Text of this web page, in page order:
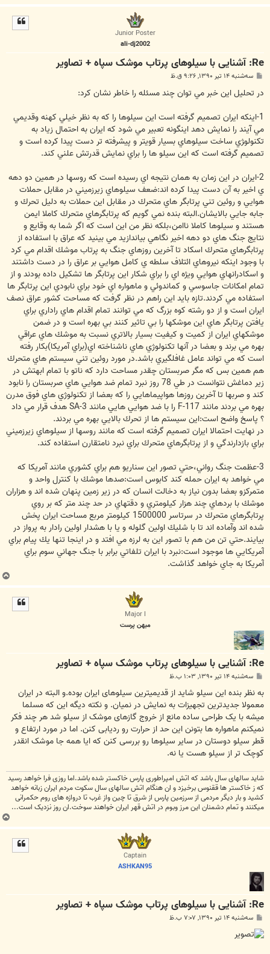
Junior Poster
ali-dj2002
Re: آشنایی با سیلوهای پرتاب موشک سپاه + تصاویر
ت
سه‌شنبه ۱۴ تیر ۱۳۹۰, ۹:۲۶ ق.ظ
در تحليل اين خبر مي توان چند مسئله را خاطر نشان كرد:
1-اينكه ايران تصميم گرفته است اين سيلوها را كه به نظر خيلي كهنه وقديمي
مي آيند را نمايش دهد اينگونه تعبير مي شود كه ايران به احتمال زياد به
تكنولو‍ژي ساخت سيلوهاي بسيار قويتر و پيشرفته تر دست پيدا كرده است و
تصميم گرفته است كه اين سيلو ها را براي نمايش قدرتش علني كند.
2-ايران در اين زمان به همان نتيجه اي رسيده است كه روسها در همين دو دهه
ي اخير به آن دست پيدا كرده اند:ضعف سيلوهاي زيرزميني در مقابل حملات
هوايي و روئين تني پرتابگر هاي متحرك در مقابل اين حملات به دليل تحرك و
جابه جايي بالايشان.البته بنده نمي گويم كه پرتابگرهاي متحرك كاملا ايمن
هستند و سيلوها كاملا ناامن،بلكه نظر من اين است كه اگر شما به وقايع و
نتايج جنگ هاي دو دهه اخير نگاهي بياندازيد مي بينيد كه عراق با استفاده از
پرتابگرهاي متحرك اسكاد تا آخرين روزهاي جنگ به پرتاب موشك اقدام مي كرد
با وجود اينكه نيروهاي ائتلاف سلطه ي كامل هوايي بر عراق را در دست داشتند
و اسكادرانهاي هوايي وي‍ژه اي را براي شكار اين پرتابگر ها تشكيل داده بودند و از
تمام امكانات جاسوسي و كماندوئي و ماهواره اي خود براي نابودي اين پرتابگر ها
استفاده مي كردند.تازه بايد اين راهم در نظر گرفت كه مساحت كشور عراق نصف
ايران است و از دو رشته كوه بزرگ كه مي توانند تمام اقدام هاي راداري براي
يافتن پرتابگر هاي اين موشكها را بي تاثير كنند بي بهره است و در ضمن
موشكهاي ايران از كميت و كيفيت بسيار بالاتري نسبت به موشك هاي عراقي
بهره مي برند و بعضا در آنها تكنولوژي هاي ناشناخته اي(براي آمريكا)بكار رفته
است كه مي تواند عامل غافلگيري باشد.در مورد روئين تني سيستم هاي متحرك
هم همين بس كه مگر صربستان چقدر مساحت دارد كه ناتو با تمام ابهتش در
زير دماغش نتوانست در طي 78 روز نبرد تمام ضد هوايي هاي صربستان را نابود
كند و صربها تا آخرين روزها هواپيماهايي را كه بعضا از تكنولوژي هاي فوق مدرن
بهره مي بردند مانند F-117 را با ضد هوايي هايي مانند SA-3 هدف قرار مي داد
؟ پاسخ واضح است:اين سيستم ها از تحرك بالايي بهره مي بردند.
در نهايت احتمالا ايران تصميم گرفته است كه مانند روسها از سيلوهاي زيرزميني
براي بازدارندگي و از پرتابگرهاي متحرك براي نبرد نامتقارن استفاده كند.
3-عظمت جنگ رواني،حتي تصور اين سناريو هم براي كشوري مانند آمريكا كه
مي خواهد به ايران حمله كند كابوس است:صدها موشك با كنترل واحد و
متمركزو بعضا بدون نياز به دخالت انسان كه در زير زمين پنهان شده اند و هزاران
موشك با بردهاي چند هزار كيلومتري و دقتهاي در حد چند متر كه بر روي
پرتابگرهاي متحرك در سرتاسر 1500000 كيلومتر مربع مساحت ايران پخش
شده اند وآماده اند تا با شليك اولين گلوله و يا با هشدار اولين رادار به پرواز در
بيايند.حتي تن من هم با تصور اين به لرزه مي افتد و در اينجا تنها يك پيام براي
آمريكايي ها موجود است:نبرد با ايران تلفاتي برابر با جنگ جهاني سوم براي
آمريكا به جاي خواهد گذاشت.
Major I
میهن پرست
Re: آشنایی با سیلوهای پرتاب موشک سپاه + تصاویر
ت
سه‌شنبه ۱۴ تیر ۱۳۹۰, ۱:۰۳ ب.ظ
به نظر بنده این سیلو شاید از قدیمیترین سیلوهای ایران بوده.و البته در ایران
معمولا جدیدترین تجهیزات به نمایش در نمیان. و نکته دیگه این که مسلما
میشه با یک طراحی ساده مانع از خروج گازهای موشک از سیلو شد هر چند فکر
نمیکنم ماهواره ها بتونن این حد از حرارت رو ردیابی کنن. اما در مورد ارتفاع و
قطر سیلو دوستان در سایر سیلوها رو بررسی کنن که ایا همه جا موشک انقدر
کوچک تر از سیلو هست یا نه.
شاید سالهای سال باشد که اتش امپراطوری پارس خاکستر شده باشد.اما روزی فرا خواهد رسید
که ز خاکستر ها ققنوس برخیزد و ان هنگام اتش سالهای سال سکوت مردم ایران زبانه خواهد
کشید و بار دیگر مردمی از سرزمین پارس از شرق تا چین واز غرب تا دروازه های روم حکمرانی
میکنند و تمام دشمنان این مرز وبوم در اتش قهر ایران خواهند سوخت.ان روز نزدیک است...
Captain
ASHKAN95
Re: آشنایی با سیلوهای پرتاب موشک سپاه + تصاویر
ت
سه‌شنبه ۱۴ تیر ۱۳۹۰, ۷:۰۷ ب.ظ